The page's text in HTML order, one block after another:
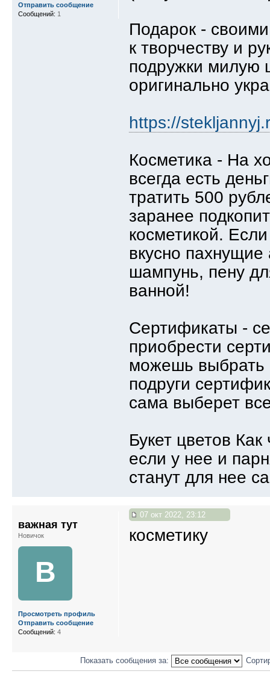
Подарок -
к творчеству и
подружки милую
оригинально
https://
Косметика - На
всегда есть
тратить 500
заранее
косметикой.
вкусно
шампунь, пену
ванной!
Сертификаты -
приобрести
можешь выбрать
подруги
сама выберет
Букет цветов
если у нее и
станут для нее
Отправить сообщение
Сообщений: 1
07 окт 2022, 23:12
косметику
важная тут
Новичок
В
Просмотреть профиль
Отправить сообщение
Сообщений: 4
Показать сообщения за: